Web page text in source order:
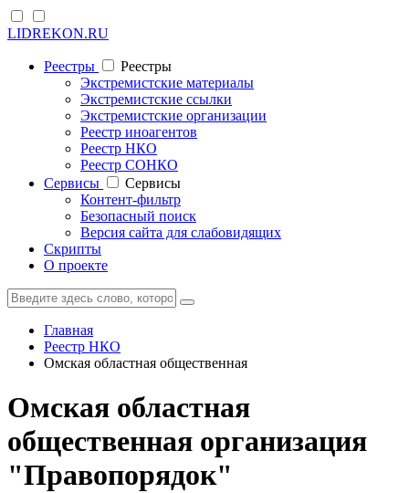
LIDREKON.RU
Реестры
Реестры
Экстремистские материалы
Экстремистские ссылки
Экстремистские организации
Реестр иноагентов
Реестр НКО
Реестр СОНКО
Cервисы
Cервисы
Контент-фильтр
Безопасный поиск
Версия сайта для слабовидящих
Скрипты
О проекте
Главная
Реестр НКО
Омская областная общественная
Омская областная
общественная организация
"Правопорядок"